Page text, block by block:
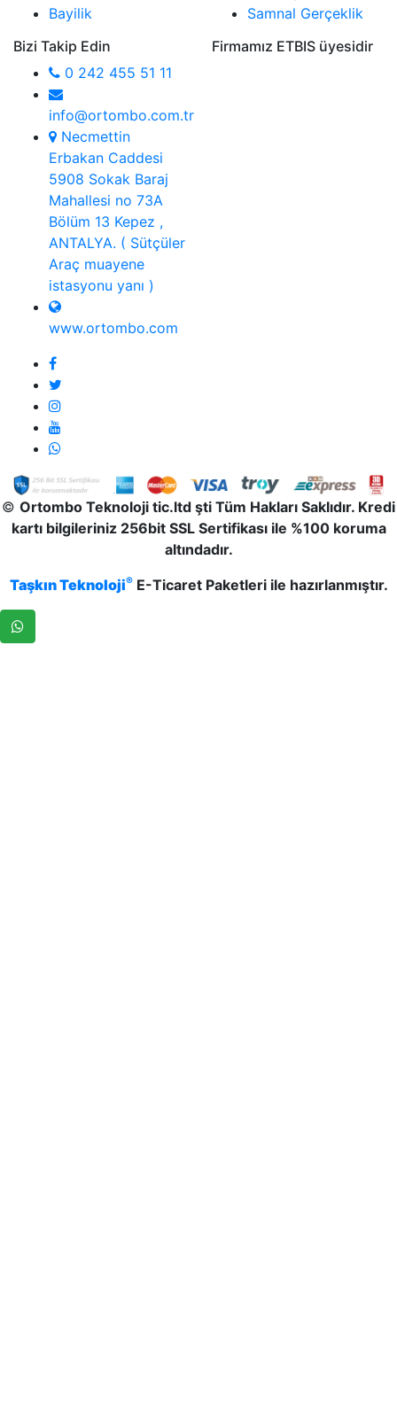
Bayilik
Samnal Gerçeklik
Bizi Takip Edin
0 242 455 51 11
info@ortombo.com.tr
Necmettin
Erbakan Caddesi
5908 Sokak Baraj
Mahallesi no 73A
Bölüm 13 Kepez ,
ANTALYA. ( Sütçüler
Araç muayene
istasyonu yanı )
www.ortombo.com
Firmamız ETBIS üyesidir
© Ortombo Teknoloji tic.ltd şti Tüm Hakları Saklıdır. Kredi
kartı bilgileriniz 256bit SSL Sertifikası ile %100 koruma
altındadır.
Taşkın Teknoloji®E-Ticaret Paketleri ile hazırlanmıştır.